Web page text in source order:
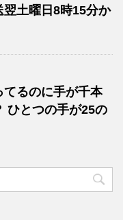
土曜日8時15分か
るのに手が千本
ひとつの手が25の